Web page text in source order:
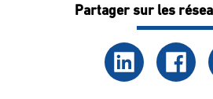
Partager sur les